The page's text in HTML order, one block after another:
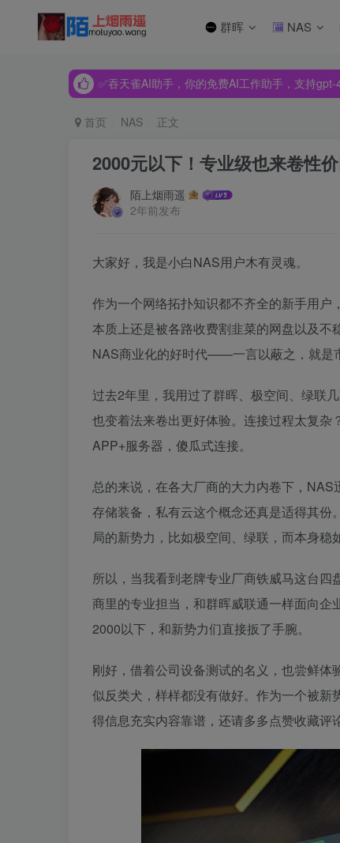
群晖 NAS
✅吞天雀AI助手，你的免费AI工作助手，支持
✅吞天雀AI助手，你的免费AI工作助手，支持
首页 NAS 正文
2000元以下！专业级也来卷性
陌上烟雨遥
2年前发布
大家好，我是小白NAS用户木有灵魂。
作为一个网络拓扑知识都不齐全的新手用户
本质上还是被各路收费割韭菜的网盘以及
NAS商业化的好时代——一言以蔽之，就是
过去2年里，我用过了群晖、极空间、绿联
也变着法来卷出更好体验。连接过程太复杂
APP+服务器，傻瓜式连接。
总的来说，在各大厂商的大力内卷下，
存储装备，私有云这个概念还真是适得其
局的新势力，比如极空间、绿联，而本身
所以，当我看到老牌专业厂商铁威马这台
商里的专业担当，和群晖威联通一样面向
2000以下，和新势力们直接扳了手腕。
刚好，借着公司设备测试的名义，也尝鲜
似反类犬，样样都没有做好。作为一个被
得信息充实内容靠谱，还请多多点赞收藏评